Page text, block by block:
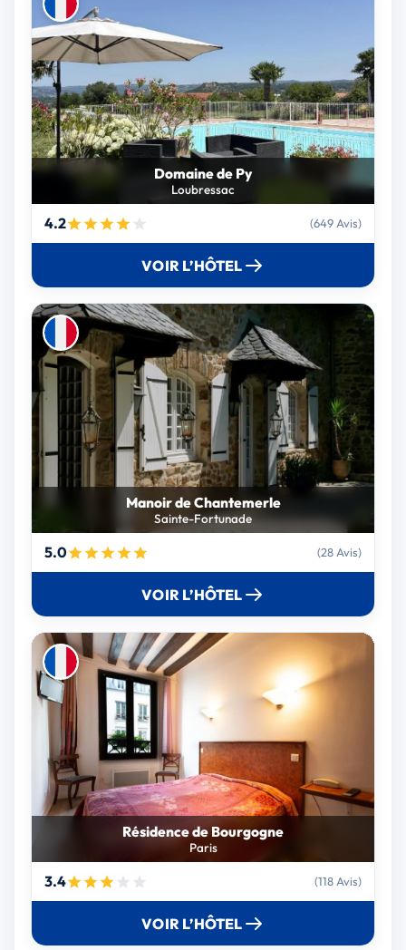
Domaine de Py
Loubressac
4.2 (649 Avis)
VOIR L’HÔTEL
Manoir de Chantemerle
Sainte-Fortunade
5.0 (28 Avis)
VOIR L’HÔTEL
Résidence de Bourgogne
Paris
3.4 (118 Avis)
VOIR L’HÔTEL